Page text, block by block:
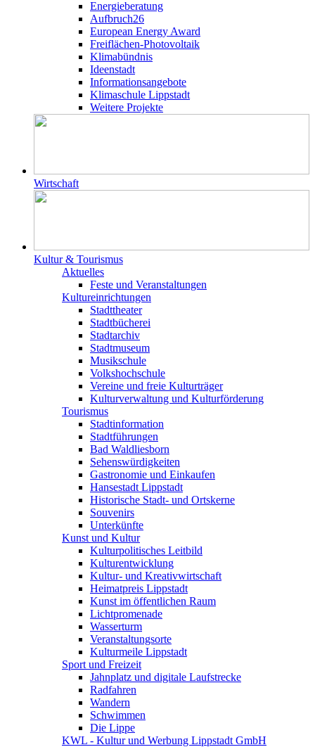
Energieberatung
Aufbruch26
European Energy Award
Freiflächen-Photovoltaik
Klimabündnis
Ideenstadt
Informationsangebote
Klimaschule Lippstadt
Weitere Projekte
Wirtschaft
Kultur & Tourismus
Aktuelles
Feste und Veranstaltungen
Kultureinrichtungen
Stadttheater
Stadtbücherei
Stadtarchiv
Stadtmuseum
Musikschule
Volkshochschule
Vereine und freie Kulturträger
Kulturverwaltung und Kulturförderung
Tourismus
Stadtinformation
Stadtführungen
Bad Waldliesborn
Sehenswürdigkeiten
Gastronomie und Einkaufen
Hansestadt Lippstadt
Historische Stadt- und Ortskerne
Souvenirs
Unterkünfte
Kunst und Kultur
Kulturpolitisches Leitbild
Kulturentwicklung
Kultur- und Kreativwirtschaft
Heimatpreis Lippstadt
Kunst im öffentlichen Raum
Lichtpromenade
Wasserturm
Veranstaltungsorte
Kulturmeile Lippstadt
Sport und Freizeit
Jahnplatz und digitale Laufstrecke
Radfahren
Wandern
Schwimmen
Die Lippe
KWL - Kultur und Werbung Lippstadt GmbH